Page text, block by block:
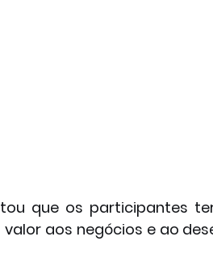
que os participantes
aos negócios e ao